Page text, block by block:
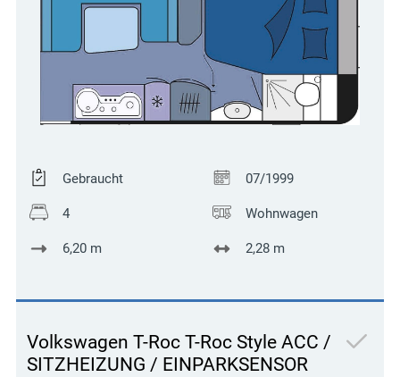
Gebraucht 07/1999
4 Wohnwagen
6,20 m 2,28 m
Volkswagen T-Roc T-Roc Style ACC /
SITZHEIZUNG / EINPARKSENSOR